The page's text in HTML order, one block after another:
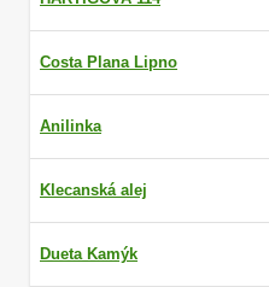
Costa Plana Lipno
Anilinka
Klecanská alej
Dueta Kamýk